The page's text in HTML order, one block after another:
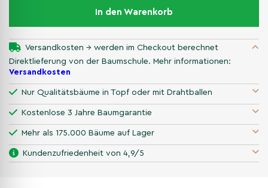
In den Warenkorb
Versandkosten → werden im Checkout berechnet
Direktlieferung von der Baumschule. Mehr informationen:
Versandkosten
Nur Qualitätsbäume in Topf oder mit Drahtballen
Kostenlose 3 Jahre Baumgarantie
Mehr als 175.000 Bäume auf Lager
Kundenzufriedenheit von 4,9/5